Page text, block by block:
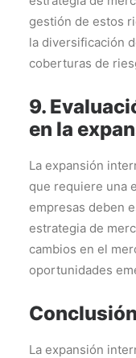
gestión de estos
la diversificación
coberturas de
9.
en la
La expansión
que requiere una
empresas deben
estrategia de
cambios en el
oportunidades
Conclusión
La expansión